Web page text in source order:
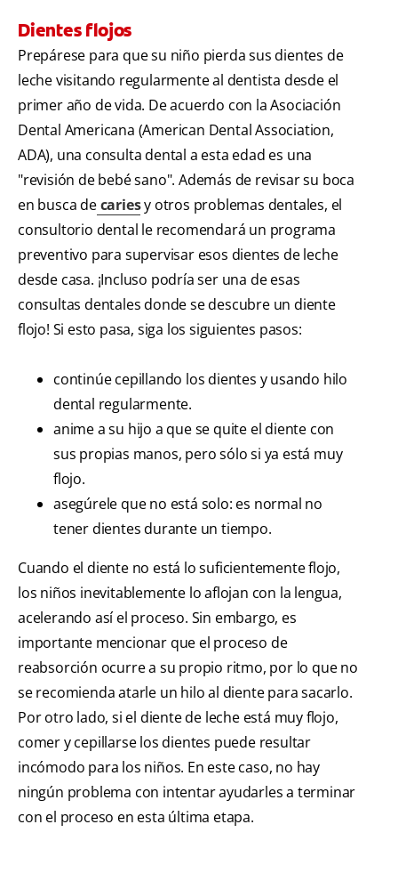
Dientes flojos
Prepárese para que su niño pierda sus dientes de
leche visitando regularmente al dentista desde el
primer año de vida. De acuerdo con la Asociación
Dental Americana (American Dental Association,
ADA), una consulta dental a esta edad es una
"revisión de bebé sano". Además de revisar su boca
en busca decariesy otros problemas dentales, el
consultorio dental le recomendará un programa
preventivo para supervisar esos dientes de leche
desde casa. ¡Incluso podría ser una de esas
consultas dentales donde se descubre un diente
flojo! Si esto pasa, siga los siguientes pasos:
continúe cepillando los dientes y usando hilo
dental regularmente.
anime a su hijo a que se quite el diente con
sus propias manos, pero sólo si ya está muy
flojo.
asegúrele que no está solo: es normal no
tener dientes durante un tiempo.
Cuando el diente no está lo suficientemente flojo,
los niños inevitablemente lo aflojan con la lengua,
acelerando así el proceso. Sin embargo, es
importante mencionar que el proceso de
reabsorción ocurre a su propio ritmo, por lo que no
se recomienda atarle un hilo al diente para sacarlo.
Por otro lado, si el diente de leche está muy flojo,
comer y cepillarse los dientes puede resultar
incómodo para los niños. En este caso, no hay
ningún problema con intentar ayudarles a terminar
con el proceso en esta última etapa.